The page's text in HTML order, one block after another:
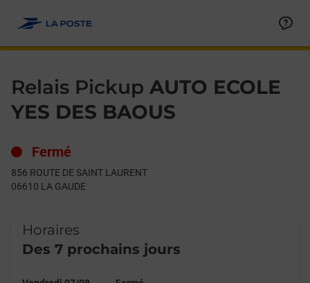
Relais Pickup AUTO ECOLE
YES DES BAOUS
Fermé
856 ROUTE DE SAINT LAURENT
06610 LA GAUDE
Horaires
Des 7 prochains jours